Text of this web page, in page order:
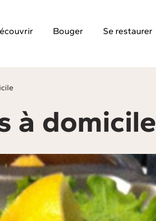
Bouger Se restaurer
à domicile